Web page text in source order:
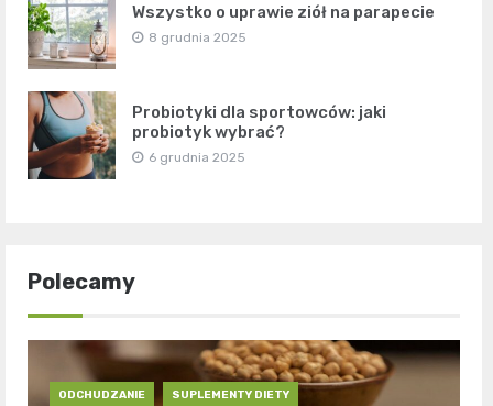
Wszystko o uprawie ziół na parapecie
8 grudnia 2025
Probiotyki dla sportowców: jaki
probiotyk wybrać?
6 grudnia 2025
Polecamy
ODCHUDZANIE SUPLEMENTY DIETY